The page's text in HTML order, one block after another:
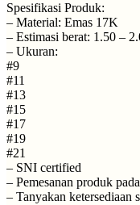
Spesifikasi Produk:
– Material: Emas 17K
– Estimasi berat: 1.50 –
– Ukuran:
#9
#11
#13
#15
#17
#19
#21
– SNI certified
– ⁠Pemesanan produk
– ⁠Tanyakan ketersediaan